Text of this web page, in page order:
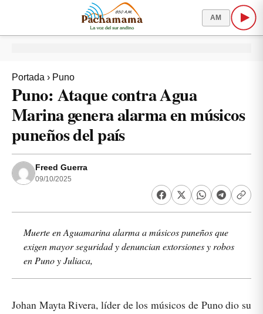
AM
Portada › Puno
Puno: Ataque contra Agua
Marina genera alarma en músicos
puneños del país
Freed Guerra
09/10/2025
Muerte en Aguamarina alarma a músicos puneños que
exigen mayor seguridad y denuncian extorsiones y robos
en Puno y Juliaca,
Johan Mayta Rivera, líder de los músicos de Puno dio su